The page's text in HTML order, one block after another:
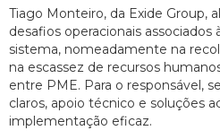
Tiago Monteiro, da Exide Group,
desafios operacionais
sistema, nomeadamente na
na escassez de recursos
entre PME. Para o responsável,
claros, apoio técnico e soluções
implementação eficaz.